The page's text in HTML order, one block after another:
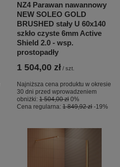
NZ4 Parawan nawannowy
NEW SOLEO GOLD
BRUSHED stały U 60x140
szkło czyste 6mm Active
Shield 2.0 - wsp.
prostopadły
1 504,00 zł / szt.
Najniższa cena produktu w okresie
30 dni przed wprowadzeniem
obniżki: 1 504,00 zł 0%
Cena regularna: 1 849,92 zł -19%